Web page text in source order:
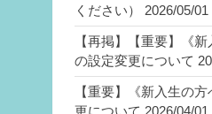
ください）
2026/05/01
【再掲】【重要】《
の設定変更について
【重要】《新入生の